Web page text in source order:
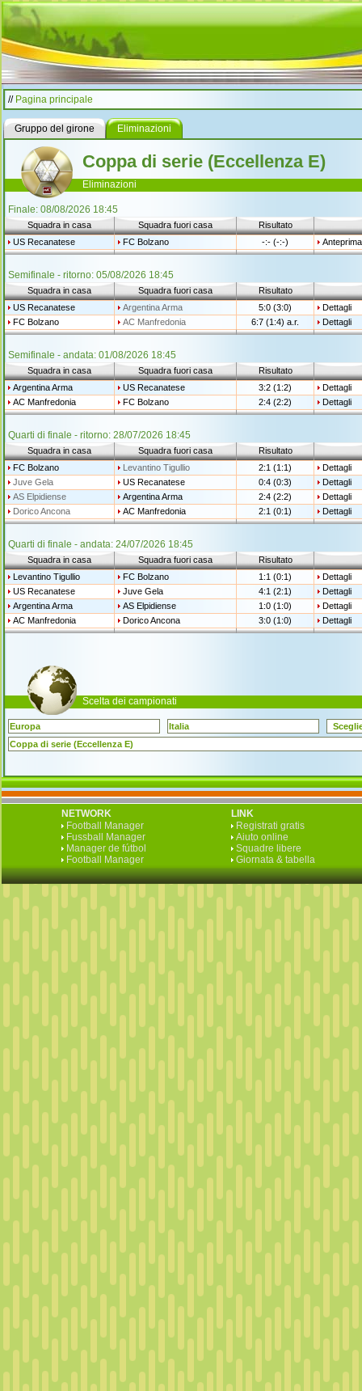
// Pagina principale
Gruppo del girone Eliminazioni
Coppa di serie (Eccellenza E)
Eliminazioni
Finale: 08/08/2026 18:45
Squadra in casa Squadra fuori casa
Risultato
US Recanatese
FC Bolzano -:- (-:-) Anteprima
Semifinale - ritorno: 05/08/2026 18:45
Squadra in casa Squadra fuori casa
Risultato
US Recanatese
Argentina Arma 5:0 (3:0)
Dettagli
FC Bolzano
AC Manfredonia 6:7 (1:4) a.r. Dettagli
Semifinale - andata: 01/08/2026 18:45
Squadra in casa Squadra fuori casa
Risultato
Argentina Arma
US Recanatese 3:2 (1:2)
Dettagli
AC Manfredonia
FC Bolzano 2:4 (2:2) Dettagli
Quarti di finale - ritorno: 28/07/2026 18:45
Squadra in casa Squadra fuori casa
Risultato
FC Bolzano
Levantino Tigullio 2:1 (1:1)
Dettagli
Juve Gela
US Recanatese 0:4 (0:3)
Dettagli
AS Elpidiense
Argentina Arma 2:4 (2:2)
Dettagli
Dorico Ancona
AC Manfredonia 2:1 (0:1) Dettagli
Quarti di finale - andata: 24/07/2026 18:45
Squadra in casa Squadra fuori casa
Risultato
Levantino Tigullio
FC Bolzano 1:1 (0:1)
Dettagli
US Recanatese
Juve Gela 4:1 (2:1)
Dettagli
Argentina Arma
AS Elpidiense 1:0 (1:0)
Dettagli
AC Manfredonia
Dorico Ancona 3:0 (1:0) Dettagli
Scelta dei campionati
Europa Italia
Coppa di serie (Eccellenza E)
NETWORK
Football Manager
Fussball Manager
Manager de fútbol
Football Manager
LINK
Registrati gratis
Aiuto online
Squadre libere
Giornata & tabella